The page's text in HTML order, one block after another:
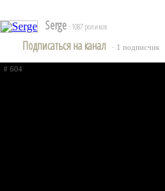
Serge · 1087 роликов
Подписаться на канал · 1 подписчик
# 604